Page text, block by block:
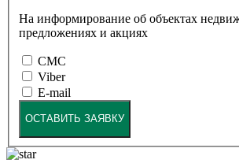
На информирование об объектах
предложениях и акциях
СМС
Viber
E-mail
ОСТАВИТЬ ЗАЯВКУ